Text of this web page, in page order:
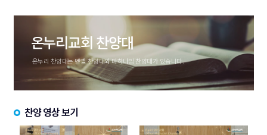
온누리교회 찬양대
온누리 찬양대는 벧엘 찬양대와 마하나임 찬양대가 있습니다.
찬양 영상 보기